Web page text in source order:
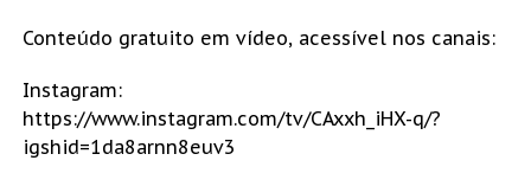
Conteúdo gratuito em vídeo, acessível nos canais:
Instagram:
https://www.instagram.com/tv/CAxxh_iHX-q/?
igshid=1da8arnn8euv3